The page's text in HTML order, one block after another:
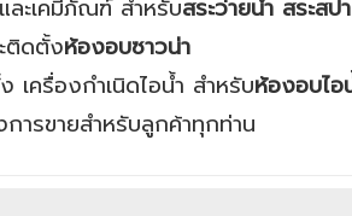
ะเคมีภัณฑ์ สำหรับสระว่ายน้ำ สระส
ติดตั้งห้องอบซาวน่า
เครื่องกำเนิดไอน้ำ สำหรับห้องอบไ
ารขายสำหรับลูกค้าทุกท่าน